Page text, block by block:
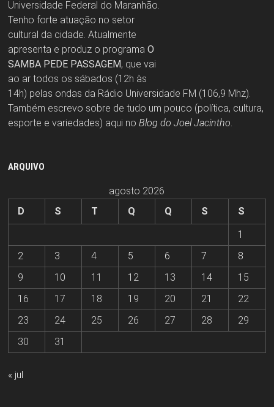
Universidade Federal do Maranhão.
Tenho forte atuação no setor
cultural da cidade. Atualmente
apresenta e produz o programa O
SAMBA PEDE PASSAGEM, que vai
ao ar todos os sábados (12h às
14h) pelas ondas da Rádio Universidade FM (106,9 Mhz).
Também escrevo sobre de tudo um pouco (política, cultura,
esporte e variedades) aqui no Blog do Joel Jacintho.
ARQUIVO
agosto 2026
D
S T Q Q S
S
1
2
3 4 5 6 7
8
9
10 11 12 13 14
15
16
17 18 19 20 21
22
23
24 25 26 27 28
29
30
31
« jul